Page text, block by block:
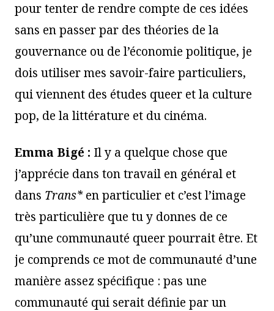
pour tenter de rendre compte de ces idées
sans en passer par des théories de la
gouvernance ou de l’économie politique, je
dois utiliser mes savoir-faire particuliers,
qui viennent des études queer et la culture
pop, de la littérature et du cinéma.
Emma Bigé : Il y a quelque chose que
j’apprécie dans ton travail en général et
dans Trans*en particulier et c’est l’image
très particulière que tu y donnes de ce
qu’une communauté queer pourrait être. Et
je comprends ce mot de communauté d’une
manière assez spécifique : pas une
communauté qui serait définie par un